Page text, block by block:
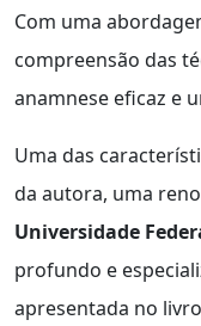
Com uma
compreensão das
anamnese eficaz e
Uma das
da autora, uma
Universidade
profundo e
apresentada no